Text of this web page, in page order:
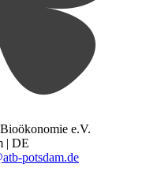
e.V.
| DE
atb-potsdam.de